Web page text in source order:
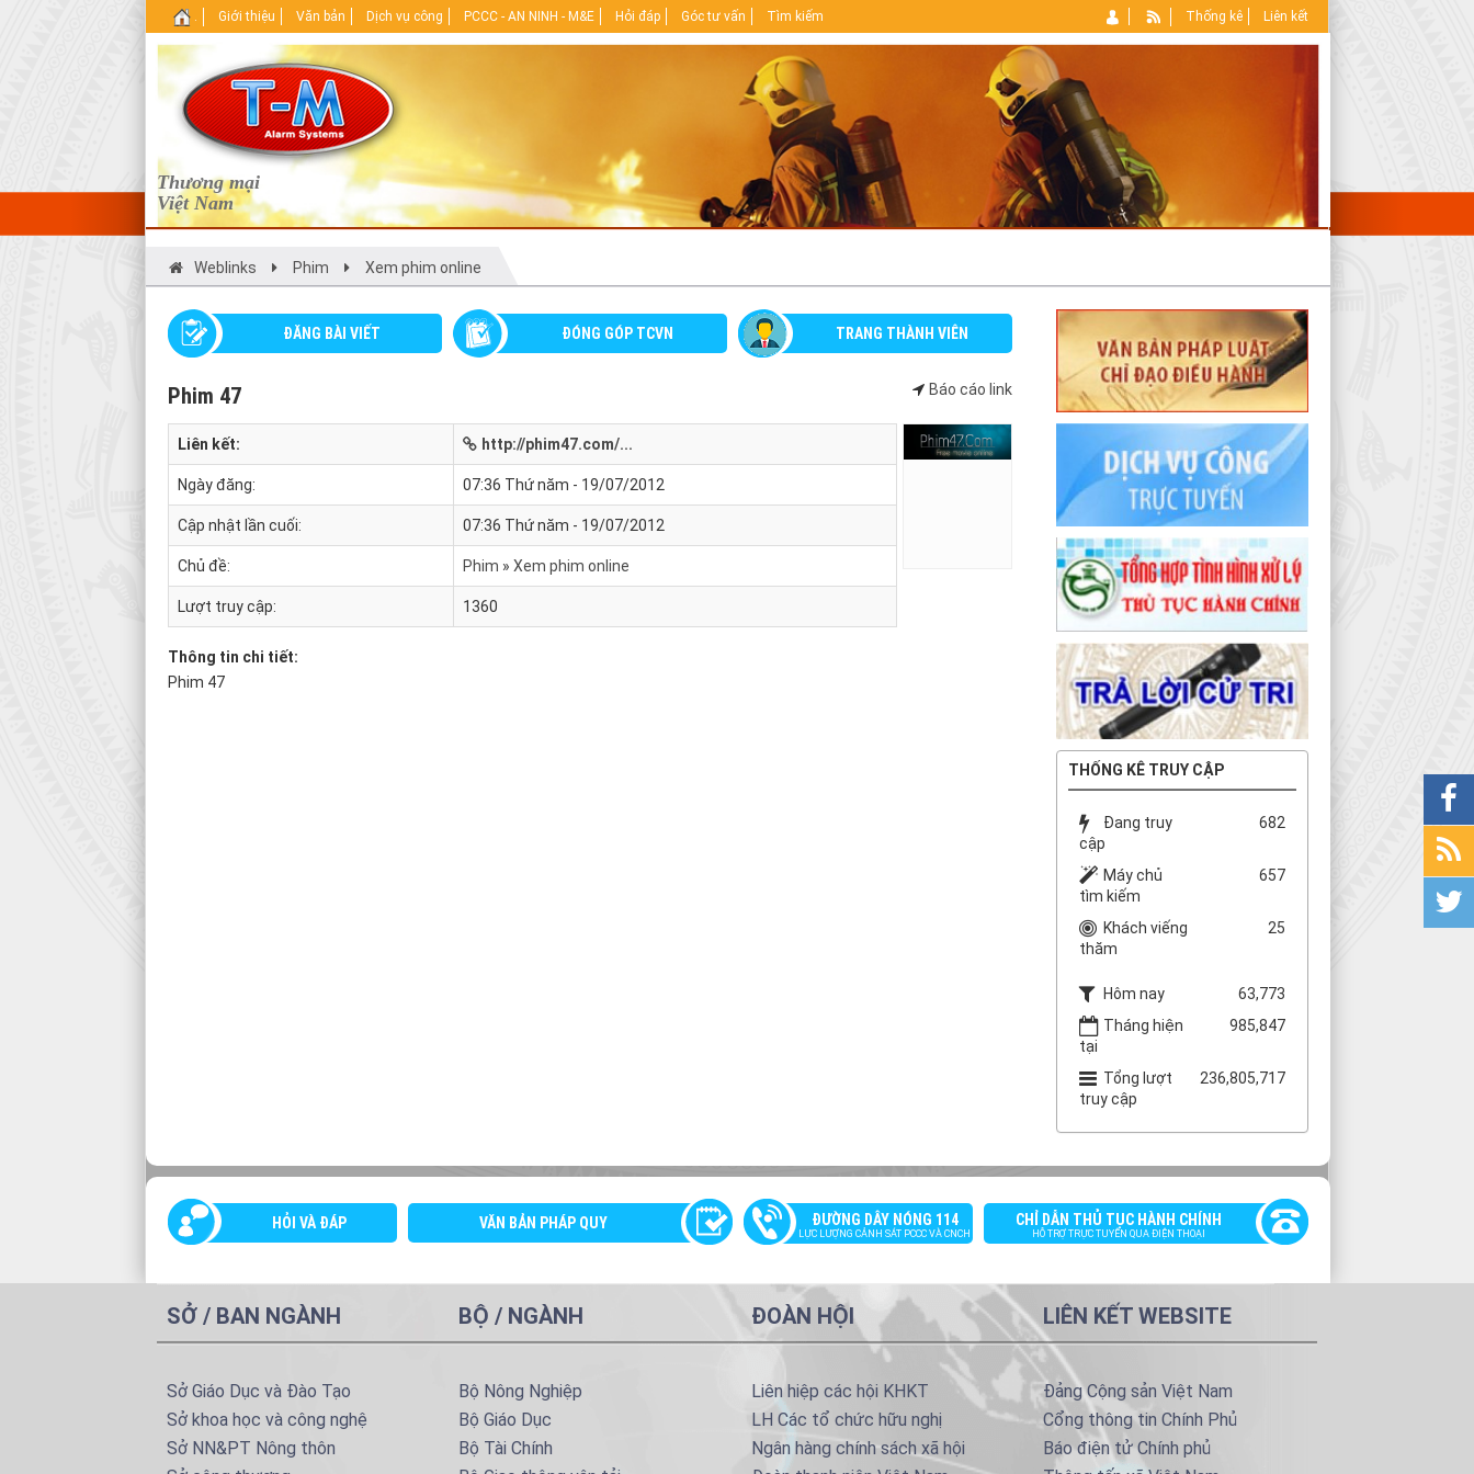
Thương mại
Việt Nam
. Giới thiệu Văn bản Dịch vụ công PCCC - AN NINH - M&E Hỏi đáp Góc tư vấn Tìm kiếm Thống kê Liên kết
Weblinks Phim Xem phim online
ĐĂNG BÀI VIẾT ĐÓNG GÓP TCVN TRANG THÀNH VIÊN
Báo cáo link
Phim 47
Liên kết: http://phim47.com/...
Ngày đăng: 07:36 Thứ năm - 19/07/2012
Cập nhật lần cuối: 07:36 Thứ năm - 19/07/2012
Chủ đề: Phim Xem phim online
Lượt truy cập: 1360
Thông tin chi tiết:
Phim 47
THỐNG KÊ TRUY CẬP
Đang truy
cập
682
Máy chủ
tìm kiếm
657
Khách viếng
thăm
25
Hôm nay
63,773
Tháng hiện
tại
985,847
Tổng lượt
truy cập
236,805,717
HỎI VÀ ĐÁP VĂN BẢN PHÁP QUY ĐƯỜNG DÂY NÓNG 114
LỰC LƯỢNG CẢNH SÁT PCCC VÀ CNCH
CHỈ DẪN THỦ TỤC HÀNH CHÍNH
HỖ TRỢ TRỰC TUYẾN QUA ĐIỆN THOẠI
SỞ / BAN NGÀNH
Sở Giáo Dục và Đào Tạo
Sở khoa học và công nghệ
Sở NN&PT Nông thôn
BỘ / NGÀNH
Bộ Nông Nghiệp
Bộ Giáo Dục
Bộ Tài Chính
ĐOÀN HỘI
Liên hiệp các hội KHKT
LH Các tổ chức hữu nghị
Ngân hàng chính sách xã hội
LIÊN KẾT WEBSITE
Đảng Cộng sản Việt Nam
Cổng thông tin Chính Phủ
Báo điện tử Chính phủ